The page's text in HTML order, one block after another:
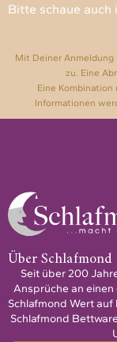
Bitte schaue auch
Mit Deiner
zu. Eine
Eine
Informationen
Über Schlafmond
Seit über 200
Ansprüche an
Schlafmond Wert
Schlafmond